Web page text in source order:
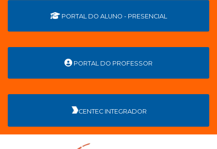
PORTAL DO ALUNO - PRESENCIAL
PORTAL DO PROFESSOR
CENTEC INTEGRADOR